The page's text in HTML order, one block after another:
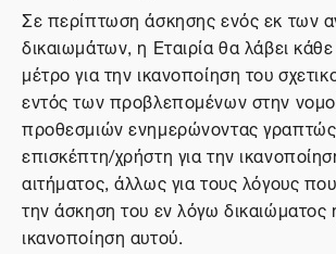
Σε περίπτωση άσκησης ενός εκ των
δικαιωμάτων, η Εταιρία θα λάβει
μέτρο για την ικανοποίηση του
εντός των προβλεπομένων στην
προθεσμιών ενημερώνοντας
επισκέπτη/χρήστη για την
αιτήματος, άλλως για τους λόγους
την άσκηση του εν λόγω δικαιώματος
ικανοποίηση αυτού.